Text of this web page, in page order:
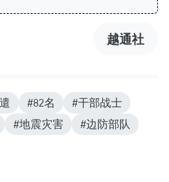
越通社
#82名
#干部战士
#地震灾害
#边防部队